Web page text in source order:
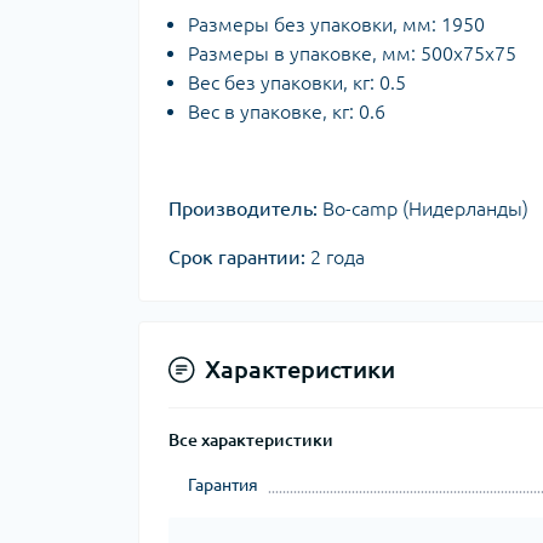
Размеры без упаковки, мм: 1950
Размеры в упаковке, мм: 500х75х75
Вес без упаковки, кг: 0.5
Вес в упаковке, кг: 0.6
Производитель: Bo-camp (Нидерланды)
Срок гарантии: 2 года
Характеристики
Все характеристики
Гарантия